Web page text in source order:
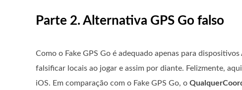
Parte 2. Alternativa GPS Go falso
Como o Fake GPS Go é adequado apenas para
falsificar locais ao jogar e assim por diante. Felizmente,
iOS. Em comparação com o Fake GPS Go, o